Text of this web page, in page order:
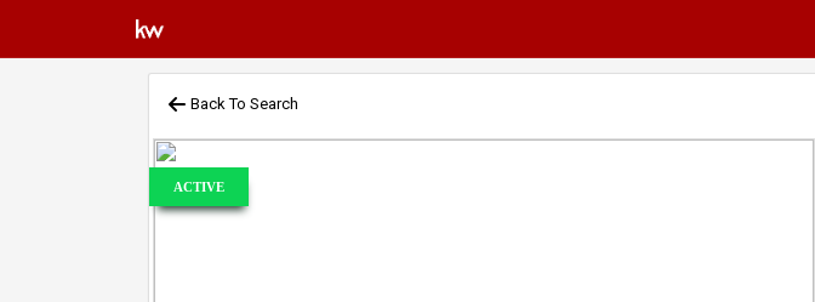
Back To Search
ACTIVE